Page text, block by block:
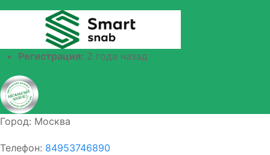
Регистрация: 2 года назад
Город: Москва
Телефон: 84953746890